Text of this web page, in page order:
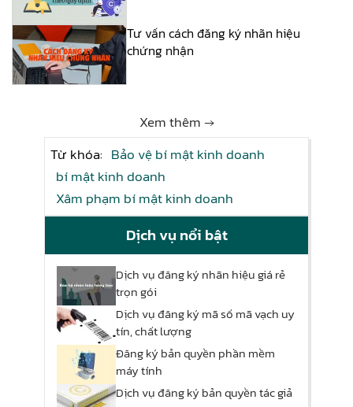
Tư vấn cách đăng ký nhãn hiệu
chứng nhận
Xem thêm →
Từ khóa: Bảo vệ bí mật kinh doanh
bí mật kinh doanh
Xâm phạm bí mật kinh doanh
Dịch vụ nổi bật
Dịch vụ đăng ký nhãn hiệu giá rẻ
trọn gói
Dịch vụ đăng ký mã số mã vạch uy
tín, chất lượng
Đăng ký bản quyền phần mềm
máy tính
Dịch vụ đăng ký bản quyền tác giả